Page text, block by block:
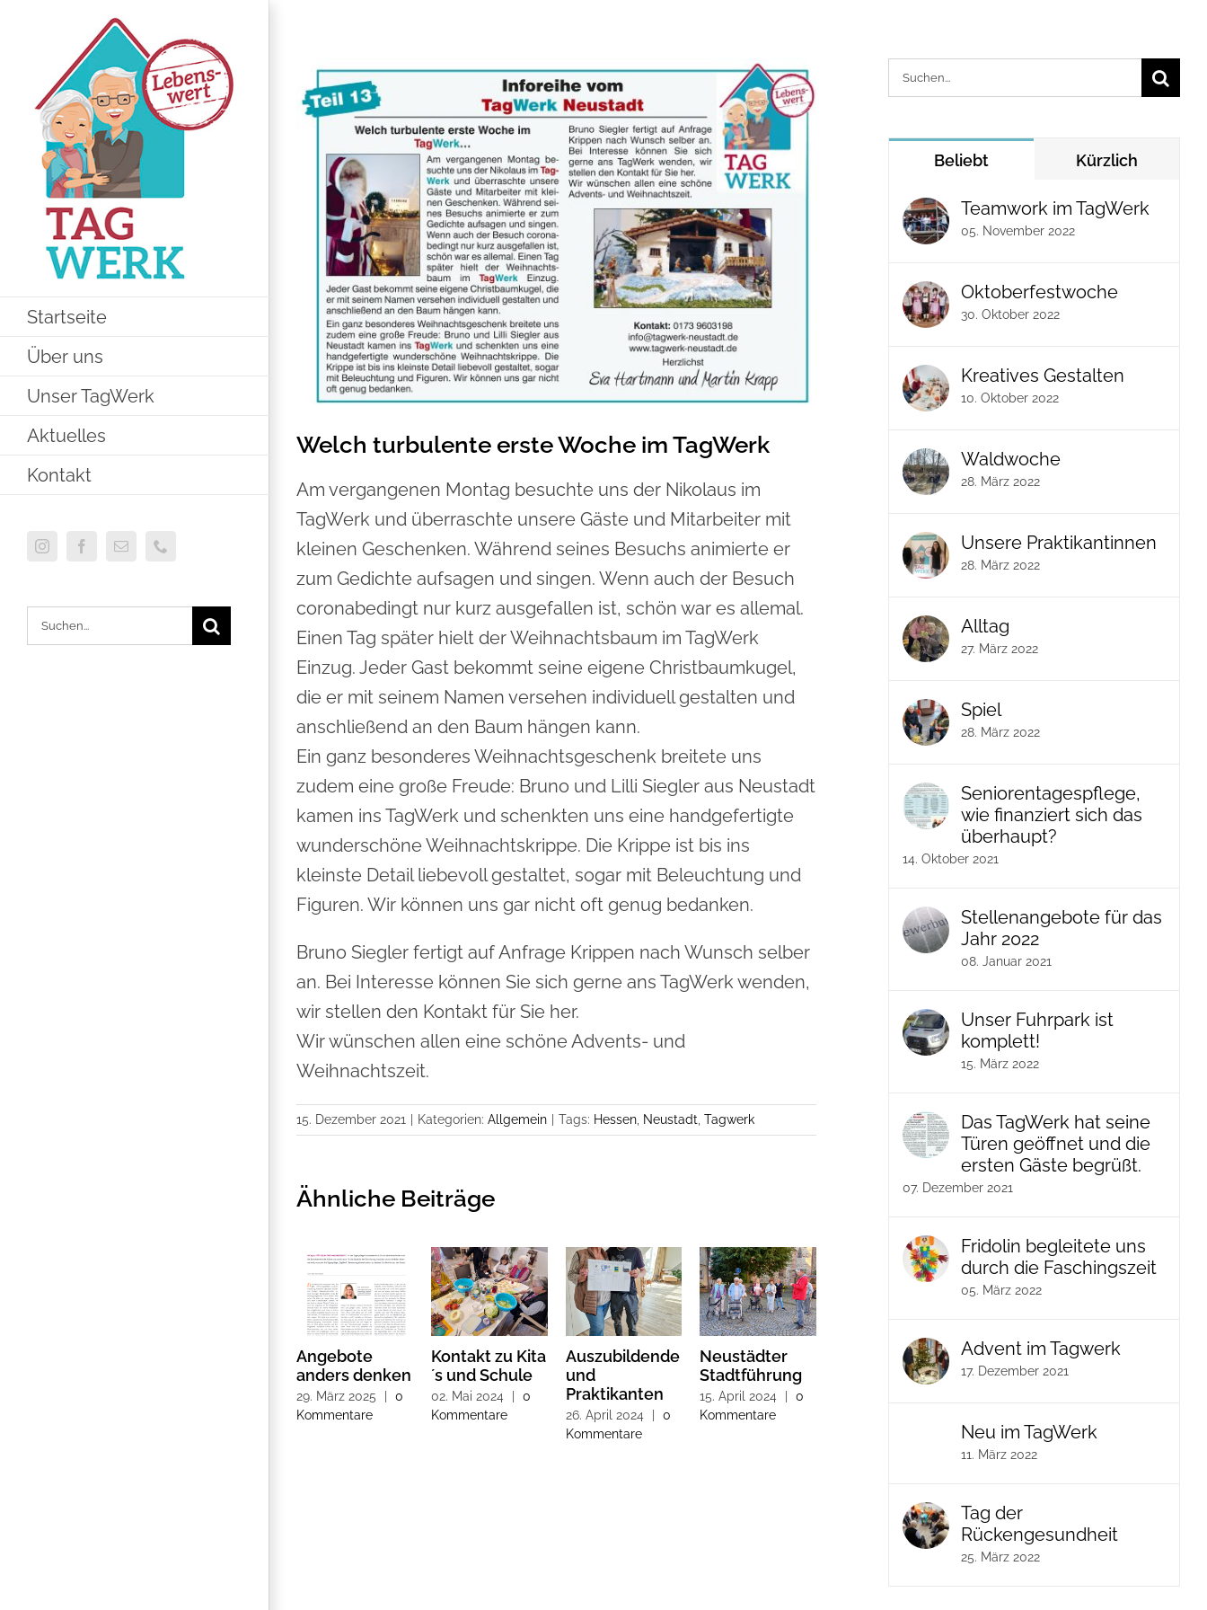
springen
Startseite
Über uns
Unser TagWerk
Aktuelles
Kontakt
InstagramFacebook
E-
Telefon
Suche
nach:
Zeige
grösseres
Welch turbulente erste Woche im TagWerk
Am vergangenen Montag besuchte uns der Nikolaus im
TagWerk und überraschte unsere Gäste und Mitarbeiter mit
kleinen Geschenken. Während seines Besuchs animierte er
zum Gedichte aufsagen und singen. Wenn auch der Besuch
coronabedingt nur kurz ausgefallen ist, schön war es allemal.
Einen Tag später hielt der Weihnachtsbaum im TagWerk
Einzug. Jeder Gast bekommt seine eigene Christbaumkugel,
die er mit seinem Namen versehen individuell gestalten und
anschließend an den Baum hängen kann.
Ein ganz besonderes Weihnachtsgeschenk breitete uns
zudem eine große Freude: Bruno und Lilli Siegler aus Neustadt
kamen ins TagWerk und schenkten uns eine handgefertigte
wunderschöne Weihnachtskrippe. Die Krippe ist bis ins
kleinste Detail liebevoll gestaltet, sogar mit Beleuchtung und
Figuren. Wir können uns gar nicht oft genug bedanken.
Bruno Siegler fertigt auf Anfrage Krippen nach Wunsch selber
an. Bei Interesse können Sie sich gerne ans TagWerk wenden,
wir stellen den Kontakt für Sie her.
Wir wünschen allen eine schöne Advents- und
Weihnachtszeit.
15. Dezember 2021 Kategorien: Allgemein Tags: Hessen Neustadt Tagwerk
Ähnliche Beiträge
Angebote
anders denken
29. März 2025
0
Kommentare
Kontakt zu Kita
´s und Schule
02. Mai 2024
0
Kommentare
Auszubildende
und
Praktikanten
26. April 2024
0
Kommentare
Neustädter
Stadtführung
15. April 2024
0
Kommentare
Immer was
Kakaowerkstatt
24. März 2024 | 0
Fasching im
Suche
nach:
Beliebt Kürzlich
Teamwork im TagWerk
05. November 2022
Oktoberfestwoche
30. Oktober 2022
Kreatives Gestalten
10. Oktober 2022
Waldwoche
28. März 2022
Unsere Praktikantinnen
28. März 2022
Alltag
27. März 2022
Spiel
28. März 2022
Seniorentagespflege,
wie finanziert sich das
überhaupt?
14. Oktober 2021
Stellenangebote für das
Jahr 2022
08. Januar 2021
Unser Fuhrpark ist
komplett!
15. März 2022
Das TagWerk hat seine
Türen geöffnet und die
ersten Gäste begrüßt.
07. Dezember 2021
Fridolin begleitete uns
durch die Faschingszeit
05. März 2022
Advent im Tagwerk
17. Dezember 2021
Neu im TagWerk
11. März 2022
Tag der
Rückengesundheit
25. März 2022